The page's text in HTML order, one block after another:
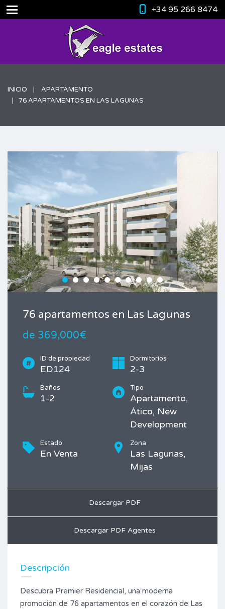
+34 95 266 8474
INICIO
APARTAMENTO
76 APARTAMENTOS EN LAS LAGUNAS
76 apartamentos en Las Lagunas
de 369,000€
ID de propiedad
ED124
Dormitorios
2-3
Baños
1-2
Tipo
Apartamento,
Ático, New
Development
Estado
En Venta
Zona
Las Lagunas,
Mijas
Descargar PDF
Descargar PDF Agentes
Descripción
Descubra Premier Residencial, una moderna
promoción de 76 apartamentos en el corazón de Las